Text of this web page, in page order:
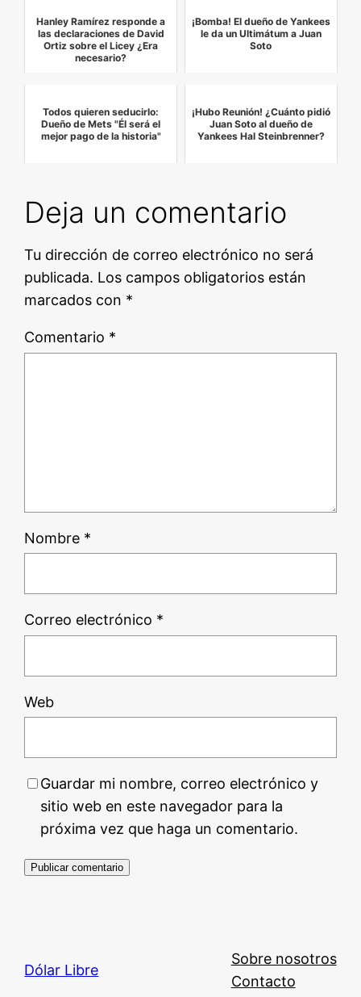
Hanley Ramírez responde a
las declaraciones de David
Ortiz sobre el Licey ¿Era
necesario?
¡Bomba! El dueño de Yankees
le da un Ultimátum a Juan
Soto
Todos quieren seducirlo:
Dueño de Mets "Él será el
mejor pago de la historia"
¡Hubo Reunión! ¿Cuánto pidió
Juan Soto al dueño de
Yankees Hal Steinbrenner?
Deja un comentario
Tu dirección de correo electrónico no será
publicada. Los campos obligatorios están
marcados con *
Comentario *
Nombre *
Correo electrónico *
Web
Guardar mi nombre, correo electrónico y
sitio web en este navegador para la
próxima vez que haga un comentario.
Dólar Libre
Sobre nosotros
Contacto